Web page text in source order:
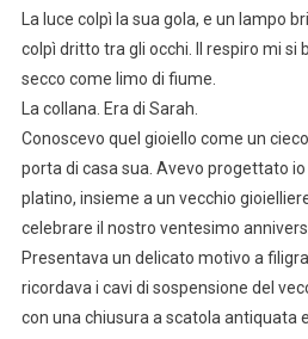
La luce colpì la sua gola, e un lampo
colpì dritto tra gli occhi. Il respiro mi si
secco come limo di fiume.
La collana. Era di Sarah.
Conoscevo quel gioiello come un
porta di casa sua. Avevo progettato
platino, insieme a un vecchio
celebrare il nostro ventesimo
Presentava un delicato motivo a
ricordava i cavi di sospensione del
con una chiusura a scatola antiquata